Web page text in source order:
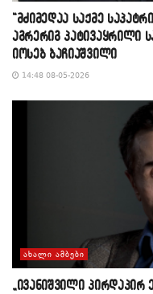
“მძიმედაა საქმე
აგრერიგ პატივაყრილი
იოსებ ბაჩიაშვილი
14:48 08-05-2026
ᲐᲮᲐᲚᲘ ᲐᲛᲑᲔᲑᲘ
„ივანიშვილი პირდაპირ